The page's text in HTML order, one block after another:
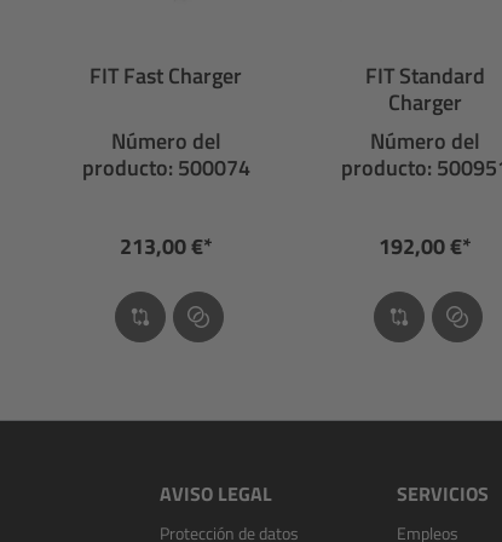
FIT Fast Charger
Número del
producto: 500074
213,00 €*
FIT Standard
Charger
Número del
producto:
192,00 €*
AVISO LEGAL
Protección de datos
SERVICIOS
Empleos